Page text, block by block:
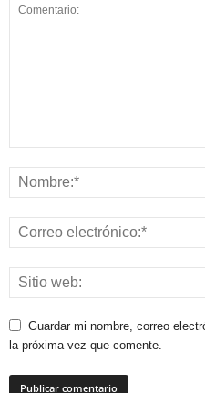
Guardar mi nombre, correo
la próxima vez que comente.